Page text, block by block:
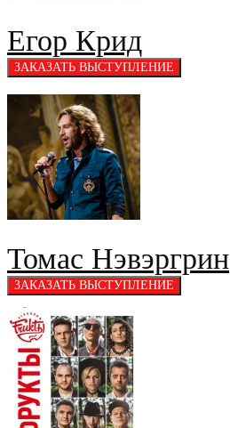
Егор Крид
Томас Нэвэргрин